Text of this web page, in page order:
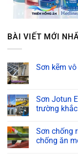
BÀI VIẾT MỚI
Sơn kẽm
luận
ở
Sơn
cơ
Jotun
có
Sơn Jotun
trường
bình
luận
ở
Sơn chống
chống ăn